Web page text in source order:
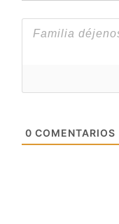
0 COMENTARIOS